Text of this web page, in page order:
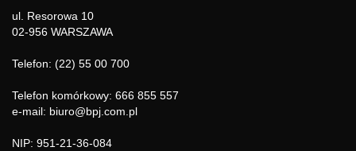
ul. Resorowa 10
02-956 WARSZAWA
Telefon: (22) 55 00 700
Telefon komórkowy: 666 855 557
e-mail: biuro@bpj.com.pl
NIP: 951-21-36-084